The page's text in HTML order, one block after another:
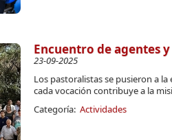
Encuentro de agentes
23-09-2025
Los pastoralistas se pusieron a la
cada vocación contribuye a la
Categoría: Actividades